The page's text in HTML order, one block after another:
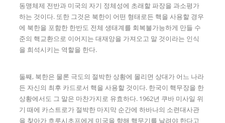
동맹체제 전반과 미국의 자기 정체성에 초래할 파장을 과소평가
하는 것이다. 또한 그것은 북한이 어떤 형태로든 핵을 사용할 경우
에 북한을 포함한 한반도 전체 생태계를 회복불가능하게 만들 수
준의 핵교환으로 이어지는 대재앙을 가져오고 말 것이라는 인식
을 희석시키는 역할을 한다.
둘째, 북한은 물론 극도의 절박한 상황에 몰리면 상대가 어느 나라
든 자신의 최후 카드로서 핵을 사용할 것이다. 한국이 핵무장을 한
상황에서도 그 말은 마찬가지로 유효하다. 1962년 쿠바 미사일 위
기 때에 카스트로가 절박한 마지막 순간에 하바나의 소련대사관
을 찾아가 흐루시초프에게 미국을 향해 핵무기를 날려야 한다고